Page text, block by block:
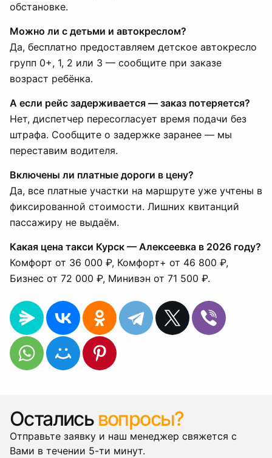
обстановке.
Можно ли с детьми и автокреслом?
Да, бесплатно предоставляем детское автокресло
групп 0+, 1, 2 или 3 — сообщите при заказе
возраст ребёнка.
А если рейс задерживается — заказ потеряется?
Нет, диспетчер пересогласует время подачи без
штрафа. Сообщите о задержке заранее — мы
переставим водителя.
Включены ли платные дороги в цену?
Да, все платные участки на маршруте уже учтены в
фиксированной стоимости. Лишних квитанций
пассажиру не выдаём.
Какая цена такси Курск — Алексеевка в 2026 году?
Комфорт от 36 000 ₽, Комфорт+ от 46 800 ₽,
Бизнес от 72 000 ₽, Минивэн от 71 500 ₽.
Остались вопросы?
Отправьте заявку и наш менеджер свяжется с
Вами в течении 5-ти минут.